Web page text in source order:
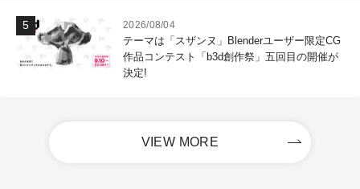
2026/08/04
テーマは「スザンヌ」Blenderユーザー限定CG
作品コンテスト「b3d創作祭」五回目の開催が
決定!
VIEW MORE